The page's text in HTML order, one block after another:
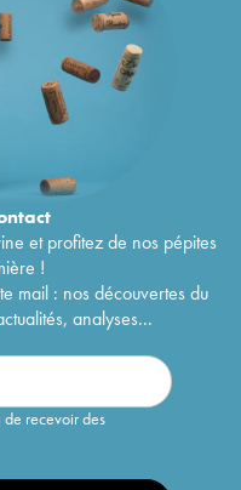
et profitez de nos pépites
!
mail : nos découvertes du
analyses...
de recevoir des